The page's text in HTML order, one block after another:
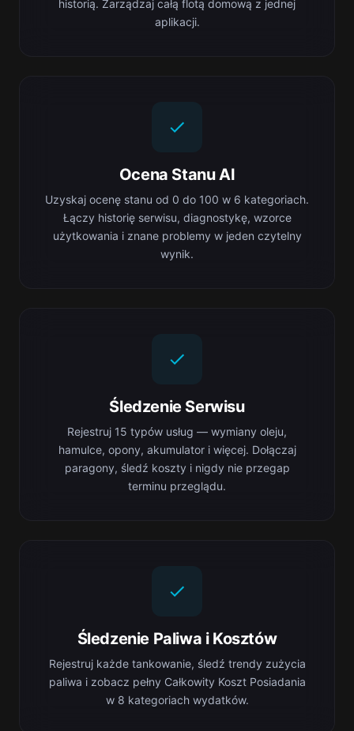
historią. Zarządzaj całą flotą domową z jednej
aplikacji.
Ocena Stanu AI
Uzyskaj ocenę stanu od 0 do 100 w 6 kategoriach.
Łączy historię serwisu, diagnostykę, wzorce
użytkowania i znane problemy w jeden czytelny
wynik.
Śledzenie Serwisu
Rejestruj 15 typów usług — wymiany oleju,
hamulce, opony, akumulator i więcej. Dołączaj
paragony, śledź koszty i nigdy nie przegap
terminu przeglądu.
Śledzenie Paliwa i Kosztów
Rejestruj każde tankowanie, śledź trendy zużycia
paliwa i zobacz pełny Całkowity Koszt Posiadania
w 8 kategoriach wydatków.